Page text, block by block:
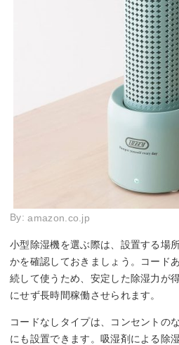
By:amazon.co.jp
小型除湿機を選ぶ際は、設置する場
かを確認しておきましょう。コード
続して使うため、安定した除湿力が
にせず長時間稼働させられます。
コードなしタイプは、コンセントの
にも設置できます。吸湿剤による除